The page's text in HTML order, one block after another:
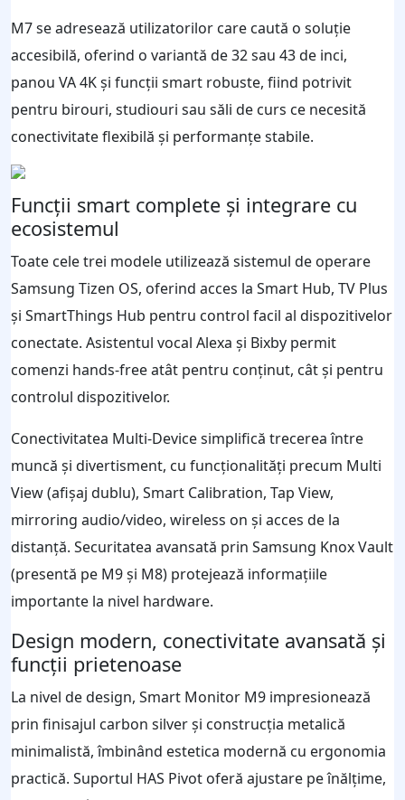
M7 se adresează utilizatorilor care caută o soluție
accesibilă, oferind o variantă de 32 sau 43 de inci,
panou VA 4K și funcții smart robuste, fiind potrivit
pentru birouri, studiouri sau săli de curs ce necesită
conectivitate flexibilă și performanțe stabile.
Funcții smart complete și integrare cu
ecosistemul
Toate cele trei modele utilizează sistemul de operare
Samsung Tizen OS, oferind acces la Smart Hub, TV Plus
și SmartThings Hub pentru control facil al dispozitivelor
conectate. Asistentul vocal Alexa și Bixby permit
comenzi hands-free atât pentru conținut, cât și pentru
controlul dispozitivelor.
Conectivitatea Multi-Device simplifică trecerea între
muncă și divertisment, cu funcționalități precum Multi
View (afișaj dublu), Smart Calibration, Tap View,
mirroring audio/video, wireless on și acces de la
distanță. Securitatea avansată prin Samsung Knox Vault
(presentă pe M9 și M8) protejează informațiile
importante la nivel hardware.
Design modern, conectivitate avansată și
funcții prietenoase
La nivel de design, Smart Monitor M9 impresionează
prin finisajul carbon silver și construcția metalică
minimalistă, îmbinând estetica modernă cu ergonomia
practică. Suportul HAS Pivot oferă ajustare pe înălțime,